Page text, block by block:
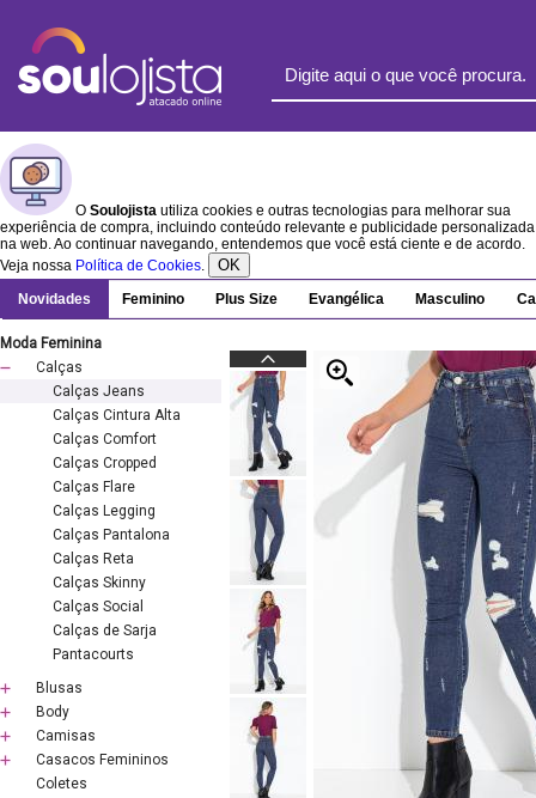
O Soulojista utiliza cookies e outras tecnologias para melhorar sua
experiência de compra, incluindo conteúdo relevante e publicidade personalizada
na web. Ao continuar navegando, entendemos que você está ciente e de acordo.
Veja nossa Política de Cookies. OK
Novidades Feminino Plus Size Evangélica Masculino
Moda Feminina
Calças
Calças Jeans
Calças Cintura Alta
Calças Comfort
Calças Cropped
Calças Flare
Calças Legging
Calças Pantalona
Calças Reta
Calças Skinny
Calças Social
Calças de Sarja
Pantacourts
Blusas
Body
Camisas
Casacos Femininos
Coletes